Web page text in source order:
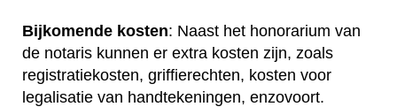
Bijkomende kosten: Naast het honorarium van
de notaris kunnen er extra kosten zijn, zoals
registratiekosten, griffierechten, kosten voor
legalisatie van handtekeningen, enzovoort.